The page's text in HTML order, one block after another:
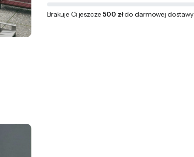
Brakuje Ci jeszcze 500 złdo darmowej dostawy